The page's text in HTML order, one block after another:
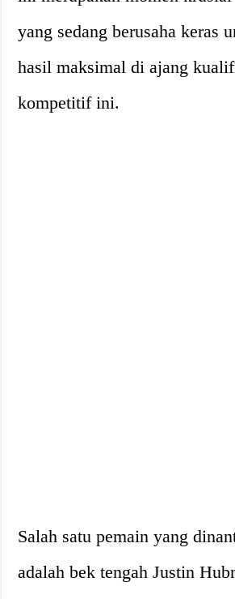
yang sedang berusaha keras
hasil maksimal di ajang
kompetitif ini.
Salah satu pemain yang
adalah bek tengah Justin